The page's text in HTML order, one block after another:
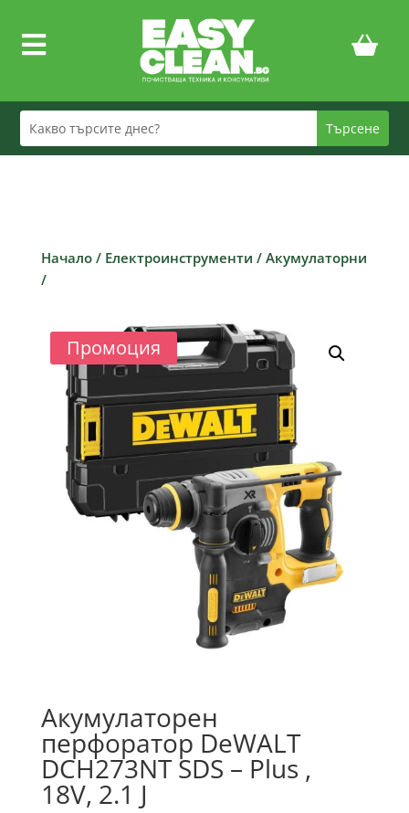

Начало/ Електроинструменти / Акумулаторни
/
Промоция
Акумулаторен
перфоратор DeWALT
DCH273NT SDS – Plus ,
18V, 2.1 J